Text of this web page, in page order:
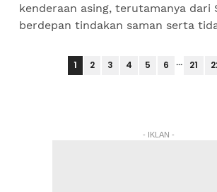
kenderaan asing, terutamanya dari
berdepan tindakan saman serta
mengaktifkan Permit...
1 2 3 4 5 6 ... 21
- IKLAN -